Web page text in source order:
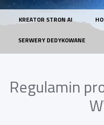
KREATOR STRON AI
SERWERY DEDYKOWANE
Regulamin